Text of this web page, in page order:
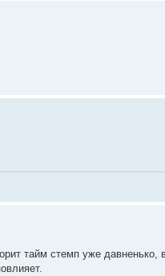
тайм стемп уже